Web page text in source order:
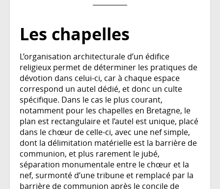
Les chapelles
L’organisation architecturale d’un édifice
religieux permet de déterminer les pratiques de
dévotion dans celui-ci, car à chaque espace
correspond un autel dédié, et donc un culte
spécifique. Dans le cas le plus courant,
notamment pour les chapelles en Bretagne, le
plan est rectangulaire et l’autel est unique, placé
dans le chœur de celle-ci, avec une nef simple,
dont la délimitation matérielle est la barrière de
communion, et plus rarement le jubé,
séparation monumentale entre le chœur et la
nef, surmonté d’une tribune et remplacé par la
barrière de communion après le concile de